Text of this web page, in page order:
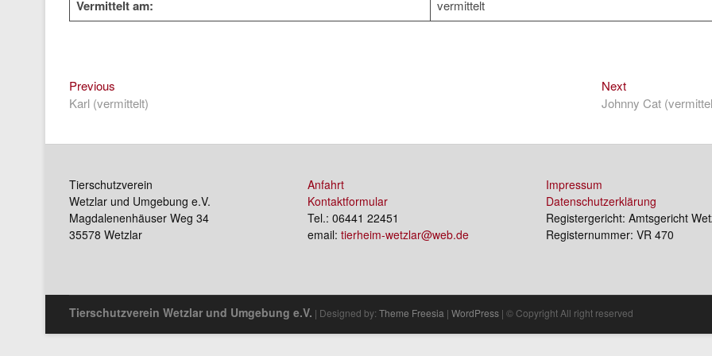
Vermittelt am: vermittelt
Beitragsnavigation
Previous
post:
Karl (vermittelt)
NextNext
post:
Johnny Cat
Tierschutzverein
Wetzlar und Umgebung e.V.
Magdalenenhäuser Weg 34
35578 Wetzlar
Anfahrt
Kontaktformular
Tel.: 06441 22451
email: tierheim-wetzlar@web.de
Impressum
Datenschutzerklärung
Registergericht: Amtsgericht
Registernummer: VR 470
Tierschutzverein Wetzlar und Umgebung e.V. | Designed by: Theme Freesia | WordPress | © Copyright All right reserved